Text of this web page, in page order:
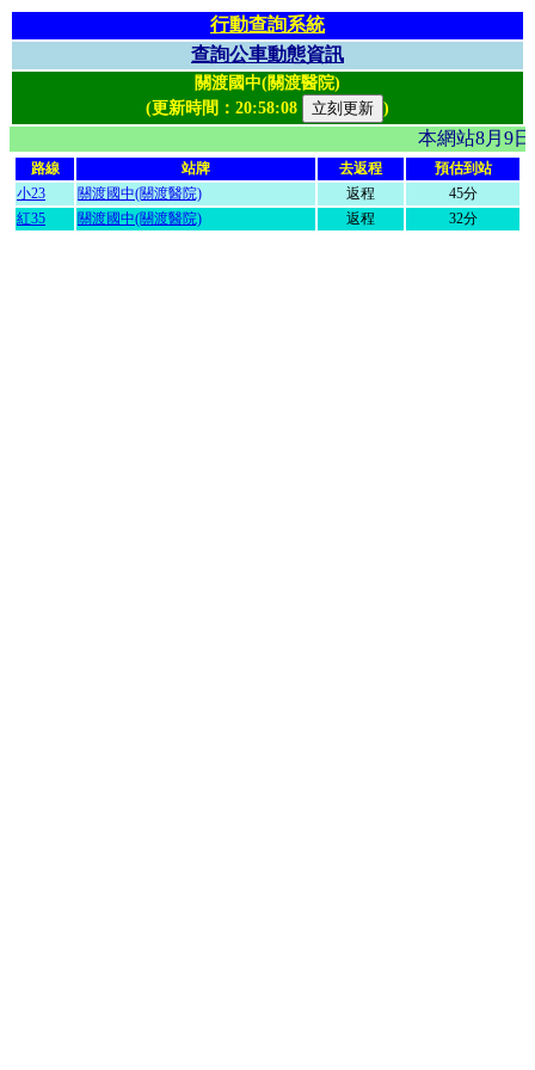
行動查詢系統
查詢公車動態資訊
關渡國中(關渡醫院)
(更新時間： 20:58:08 )
本網站8月9
路線 站牌 去返程
預估到站
小23
關渡國中(關渡醫院) 返程
45分
紅35
關渡國中(關渡醫院) 返程 32分